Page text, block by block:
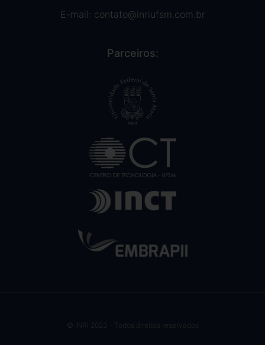
E-mail: contato@inriufsm.com.br
Parceiros:
© INRI 2023 - Todos direitos reservados